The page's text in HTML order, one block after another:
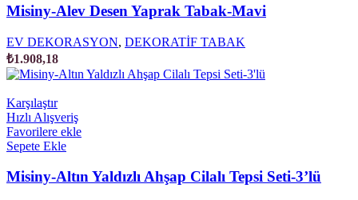
Misiny-Alev Desen Yaprak Tabak-Mavi
EV DEKORASYON, DEKORATİF TABAK
₺1.908,18
Karşılaştır
Hızlı Alışveriş
Favorilere ekle
Sepete Ekle
Misiny-Altın Yaldızlı Ahşap Cilalı Tepsi Seti-3’lü